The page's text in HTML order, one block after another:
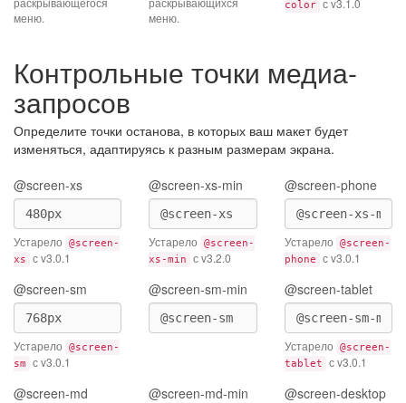
меню.
меню.
color с v3.1.0
Контрольные точки медиа-
запросов
Определите точки останова, в которых ваш макет будет
изменяться, адаптируясь к разным размерам экрана.
@screen-xs
Устарело
@screen-
xs
с v3.0.1
@screen-xs-min
Устарело
@screen-
xs-min
с v3.2.0
@screen-phone
Устарело
@screen-
phone
с v3.0.1
@screen-sm
Устарело
@screen-
sm
с v3.0.1
@screen-sm-min @screen-tablet
Устарело
@screen-
tablet
с v3.0.1
@screen-md @screen-md-min @screen-desktop